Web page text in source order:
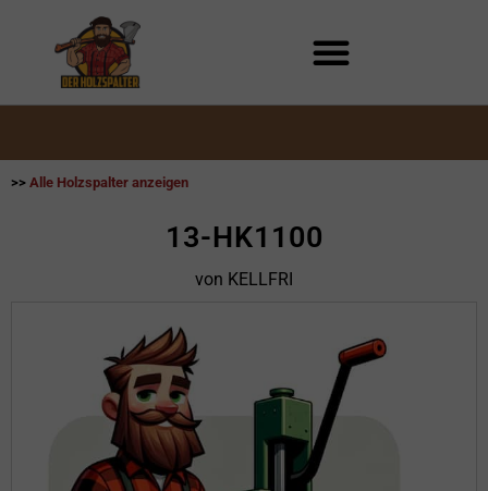
>> Alle Holzspalter anzeigen
13-HK1100
von KELLFRI